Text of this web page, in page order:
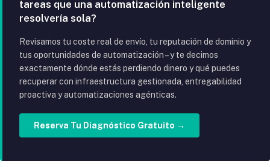
tareas que una automatización inteligente
resolvería sola?
Revisamos tu coste real de envío, tu reputación de dominio y
tus oportunidades de automatización – y te decimos
exactamente dónde estás perdiendo dinero y qué puedes
recuperar con infraestructura gestionada, entregabilidad
proactiva y automatizaciones agénticas.
Reserva Tu Diagnóstico Gratuito →